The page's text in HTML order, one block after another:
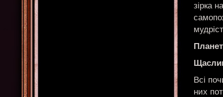
зірка
Всі
них